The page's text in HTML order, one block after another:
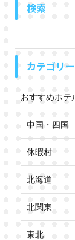
検索
カテゴリー
おすすめホテ
中国・四国
休暇村
北海道
北関東
東北